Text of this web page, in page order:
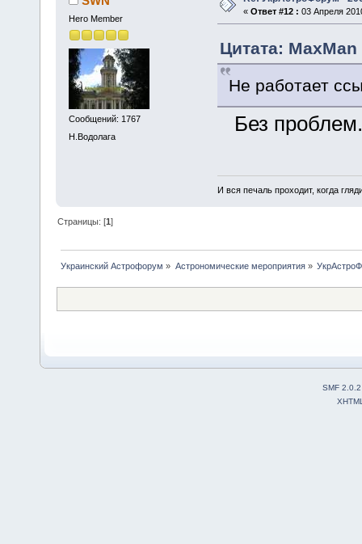
Hero Member
Сообщений: 1767
Н.Водолага
« Ответ #12 : 03 Апреля
Цитата:
Не работает
Без проблем.
И вся печаль проходит, когда
Страницы: [1]
Украинский Астрофорум » Астрономические мероприятия»
SMF 2.0.2